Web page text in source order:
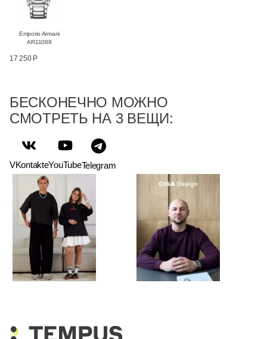
Emporio Armani
AR11089
17 250 Р
БЕСКОНЕЧНО МОЖНО
СМОТРЕТЬ НА 3 ВЕЩИ:
VKontakteYouTubeTelegram